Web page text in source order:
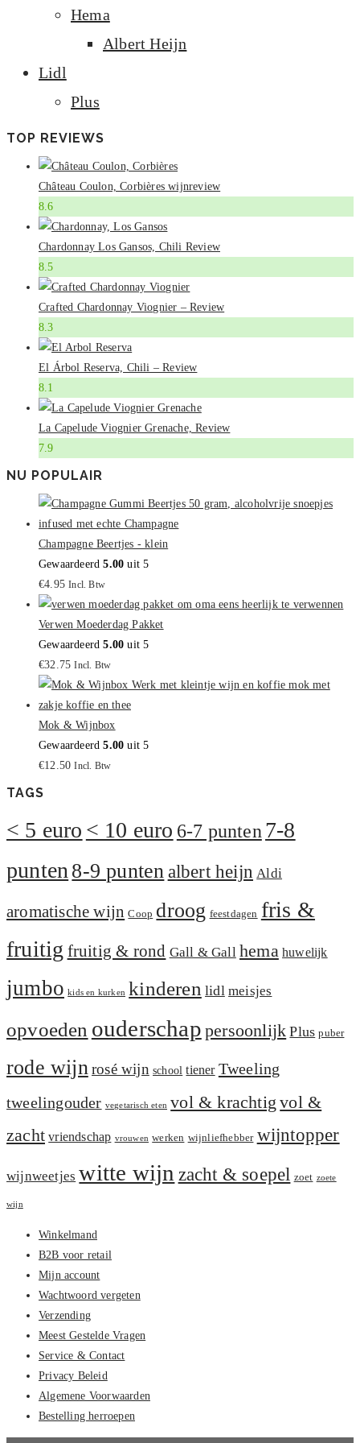
Hema
Albert Heijn
Lidl
Plus
TOP REVIEWS
Château Coulon, Corbières wijnreview
8.6
Chardonnay Los Gansos, Chili Review
8.5
Crafted Chardonnay Viognier – Review
8.3
El Árbol Reserva, Chili – Review
8.1
La Capelude Viognier Grenache, Review
7.9
NU POPULAIR
Champagne Beertjes - klein
Gewaardeerd5.00 uit 5
€4.95 Incl. Btw
Verwen Moederdag Pakket
Gewaardeerd5.00 uit 5
€32.75 Incl. Btw
Mok & Wijnbox
Gewaardeerd5.00 uit 5
€12.50 Incl. Btw
TAGS
< 5 euro < 10 euro 6-7 punten7-8
punten8-9 puntenalbert heijn Aldi
aromatische wijn Coop droog feestdagen fris &
fruitig fruitig & rond Gall & Gall hema huwelijk
jumbo kids en kurken kinderen lidl meisjes
opvoeden ouderschap persoonlijk Plus puber
rode wijn rosé wijn school tiener Tweeling
tweelingouder vegetarisch eten vol & krachtig vol &
zacht vriendschap vrouwen werken wijnliefhebber wijntopper
wijnweetjes witte wijn zacht & soepel zoet zoete
wijn
Winkelmand
B2B voor retail
Mijn account
Wachtwoord vergeten
Verzending
Meest Gestelde Vragen
Service & Contact
Privacy Beleid
Algemene Voorwaarden
Bestelling herroepen